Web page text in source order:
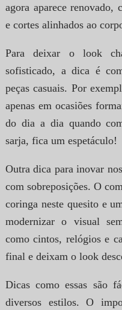
agora aparece renovado,
e cortes alinhados ao
Para deixar o look
sofisticado, a dica é
peças casuais. Por
apenas em ocasiões
do dia a dia quando
sarja, fica um espetáculo!
Outra dica para inovar
com sobreposições. O
coringa neste quesito e
modernizar o visual
como cintos, relógios e
final e deixam o look
Dicas como essas são
diversos estilos. O